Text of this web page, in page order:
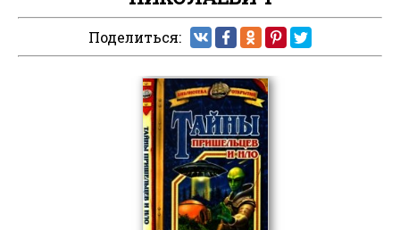
Поделиться: